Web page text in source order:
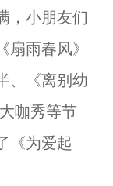
，小朋友们
雨春风》
、《离别幼
咖秀等节
《为爱起